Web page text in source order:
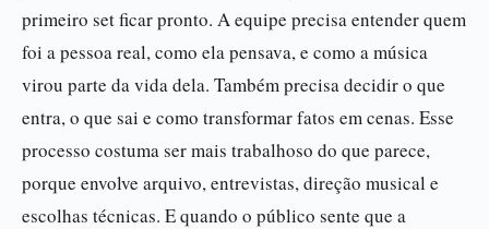
primeiro set ficar pronto. A equipe precisa entender quem
foi a pessoa real, como ela pensava, e como a música
virou parte da vida dela. Também precisa decidir o que
entra, o que sai e como transformar fatos em cenas. Esse
processo costuma ser mais trabalhoso do que parece,
porque envolve arquivo, entrevistas, direção musical e
escolhas técnicas. E quando o público sente que a